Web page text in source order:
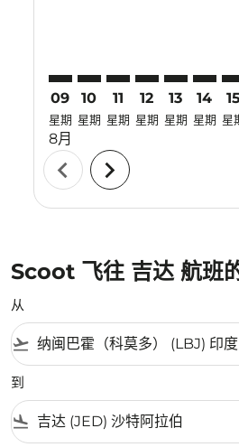
09
星期
8月
10
星期
11
星期
12
星期
13
星期
14
星期
15
星
chevron_left chevron_right
Scoot 飞往 吉达 航班
从
flight_takeoff
到
flight_land